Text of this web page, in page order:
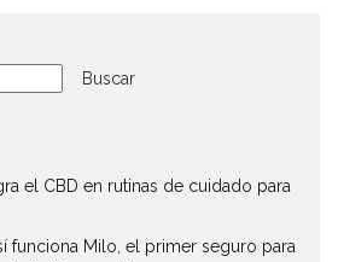
Buscar
el CBD en rutinas de cuidado para
funciona Milo, el primer seguro para